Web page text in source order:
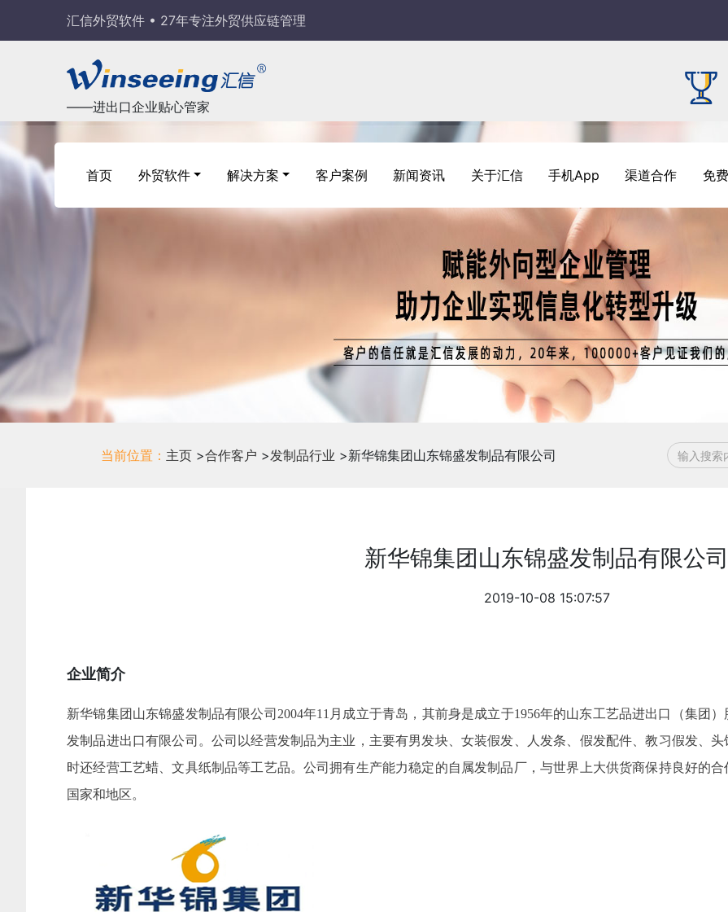
汇信外贸软件 • 27年专注外贸供应链管理
——进出口企业贴心管家
首页 外贸软件 解决方案 客户案例 新闻资讯 关于汇信 手机App 渠道合作 免
当前位置： 主页 >合作客户 >发制品行业 >新华锦集团山东锦盛发制品有限公司
新华锦集团山东锦盛发制品有限公司
2019-10-08 15:07:57
企业简介
新华锦集团山东锦盛发制品有限公司2004年11月成立于青岛，其前身是成立于1956年的山东工艺品进出口（集团
发制品进出口有限公司。公司以经营发制品为主业，主要有男发块、女装假发、人发条、假发配件、教习假发、
时还经营工艺蜡、文具纸制品等工艺品。公司拥有生产能力稳定的自属发制品厂，与世界上大供货商保持良好的
国家和地区。